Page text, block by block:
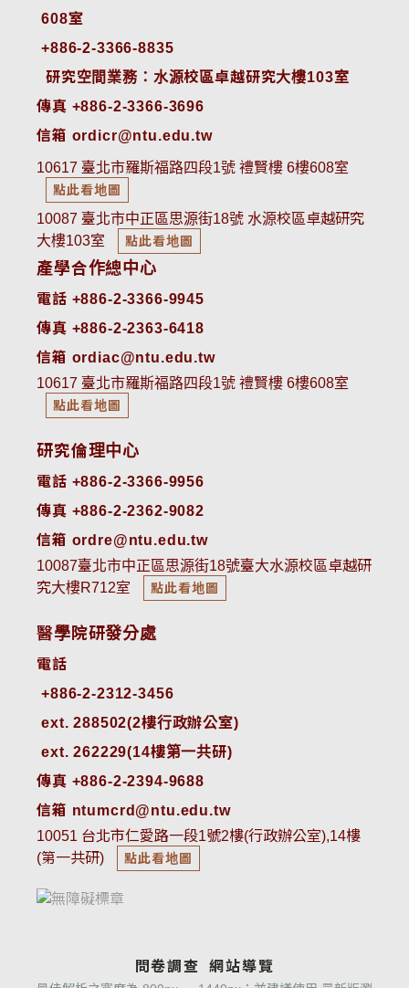
608室
+886-2-3366-8835
研究空間業務：水源校區卓越研究大樓103室
傳真 +886-2-3366-3696
信箱 ordicr@ntu.edu.tw
10617 臺北市羅斯福路四段1號 禮賢樓 6樓608室
點此看地圖
10087 臺北市中正區思源街18號 水源校區卓越研究
大樓103室
點此看地圖
產學合作總中心
電話 +886-2-3366-9945
傳真 +886-2-2363-6418
信箱 ordiac@ntu.edu.tw
10617 臺北市羅斯福路四段1號 禮賢樓 6樓608室
點此看地圖
研究倫理中心
電話 +886-2-3366-9956
傳真 +886-2-2362-9082
信箱 ordre@ntu.edu.tw
10087臺北市中正區思源街18號臺大水源校區卓越研
究大樓R712室
點此看地圖
醫學院研發分處
電話
ext. 288502(2樓行政辦公室)
ext. 262229(14樓第一共研)
傳真 +886-2-2394-9688
信箱 ntumcrd@ntu.edu.tw
10051 台北市仁愛路一段1號2樓(行政辦公室),14樓
(第一共研)
點此看地圖
問卷調查 網站導覽